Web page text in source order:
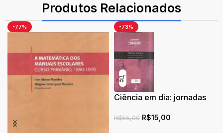
Produtos Relacionados
-77% -73%
Ciência em dia: jornadas
matemática está em tudo
R$55,00 R$15,00